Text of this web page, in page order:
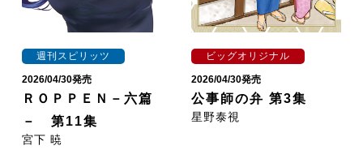
週刊スピリッツ
2026/04/30発売
ＲＯＰＰＥＮ－六篇
－ 第11集
宮下 暁
ビッグオリジナル
2026/04/30発売
公事師の弁 第3集
星野泰視